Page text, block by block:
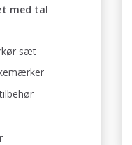
med tal
sæt